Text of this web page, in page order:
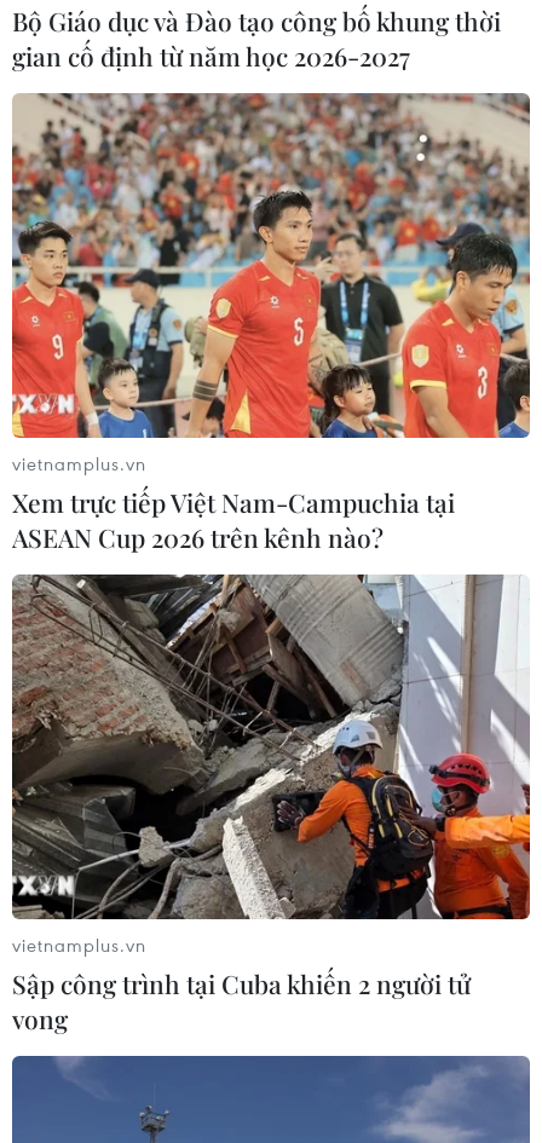
21/03/2019 08:00
Việc tham dự các hoạt động của hội chợ sẽ thúc đẩy
Việt Nam sang thị trường Singapore, góp phần làm cân
bằng hơn cán cân thương mại giữa hai nước.
ASEAN tổ chức Lễ hội ẩm thực gây quỹ hỗ
trợ trẻ em nghèo vượt khó
25/04/2019 08:41
Các món ăn truyền thống, đậm đà bản sắc dân tộc, đặc
trưng cho nhiều nền văn hóa đã được các quốc gia
mang đến Lễ hội giới thiệu với thực khách và bán với
giá tượng trưng.
Bộ Giáo dục và Đào tạo công bố khung thời
gian cố định từ năm học 2026-2027
vietnamplus.vn
Xem trực tiếp Việt Nam-Campuchia tại
ASEAN Cup 2026 trên kênh nào?
vietnamplus.vn
Sập công trình tại Cuba khiến 2 người tử
vong